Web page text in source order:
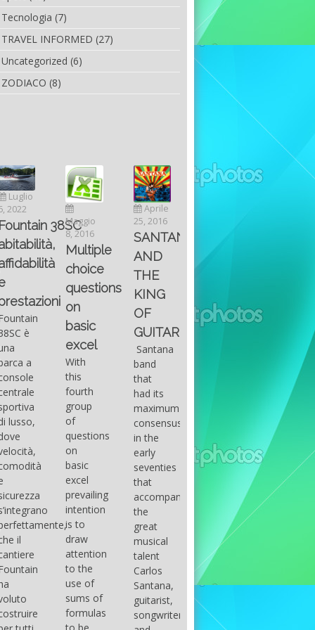
Tecnologia (7)
TRAVEL INFORMED (27)
Uncategorized (6)
ZODIACO (8)
Maggio
8, 2016
to
the
of
of
Aprile
25, 2016
SANTANA
AND
THE
KING
OF
GUITAR
Santana
band
that
had its
maximum
consensus
in the
early
seventies
that
accompanied
the
great
musical
talent
Carlos
Santana,
guitarist,
songwriter
Marzo
19, 2023
“Fiart
Show
with
Its
Seawalker
Series”
Seawalker
43 Fiart
is a
renowned
Italian
yacht
manufacturer
that has
recently
debuted
its
boats
a
Palm
Seawalker”
rinomato
produttore
italiano
di yacht
che ha
recentemente
debuttato
targato
quando
sviluppo
delle
moderne
e dei
hanno